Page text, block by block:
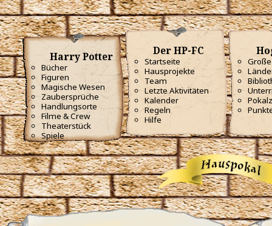
Harry Potter
Bücher
Figuren
Magische Wesen
Zaubersprüche
Handlungsorte
Filme & Crew
Theaterstück
Spiele
Der HP-FC
Startseite
Hausprojekte
Team
Letzte Aktivitäten
Kalender
Regeln
Hilfe
Circumrota
Cistem Aperio
Colloportus
Colovaria
Crinus Muto
Depulso
Diffindo
Diminuendo
Dissendium
Eidotter, Gänsekraut und Sonnenschein, gelb soll
diese fette Ratte sein
Elasto (orig. Spongify)
Engorgio
Entschleime
Epoximise
Erecto
Evanesco
Felifors
Feraverto
Finestra
Flagrate
Flintifors
Geminio
Glisseo